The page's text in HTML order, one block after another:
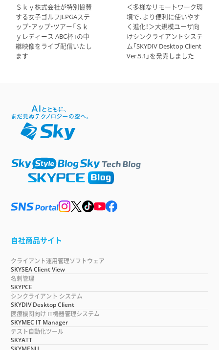
Ｓｋｙ株式会社が特別協賛
する女子ゴルフJLPGAステ
ップ・アップ・ツアー「Ｓｋ
ｙレディース ABC杯」の中
継映像をライブ配信いたし
ます
＜多様なリモートワーク環
境で、より便利に使いやす
く進化！＞大規模ユーザ向
けシンクライアントシステ
ム「SKYDIV Desktop Client
Ver.5.1」を発売しました
自社商品サイト
クライアント運用管理ソフトウェア
SKYSEA Client View
名刺管理
SKYPCE
シンクライアント システム
SKYDIV Desktop Client
医療機関向け IT機器管理システム
SKYMEC IT Manager
テスト自動化ツール
SKYATT